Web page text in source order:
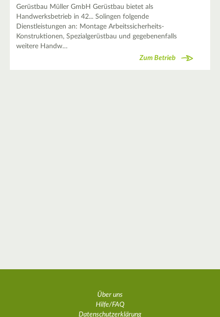
Gerüstbau Müller GmbH Gerüstbau bietet als
Handwerksbetrieb in 42... Solingen folgende
Dienstleistungen an: Montage Arbeitssicherheits-
Konstruktionen, Spezialgerüstbau und gegebenenfalls
weitere Handw…
Zum Betrieb
Über uns
Hilfe/FAQ
Datenschutzerklärung